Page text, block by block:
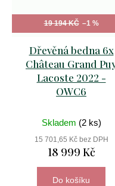
19 194 KČ –1 %
Dřevěná bedna 6x
Château Grand
Lacoste 2022 -
OWC6
Skladem (2 ks)
15 701,65 Kč bez DPH
18 999 Kč
Do košíku